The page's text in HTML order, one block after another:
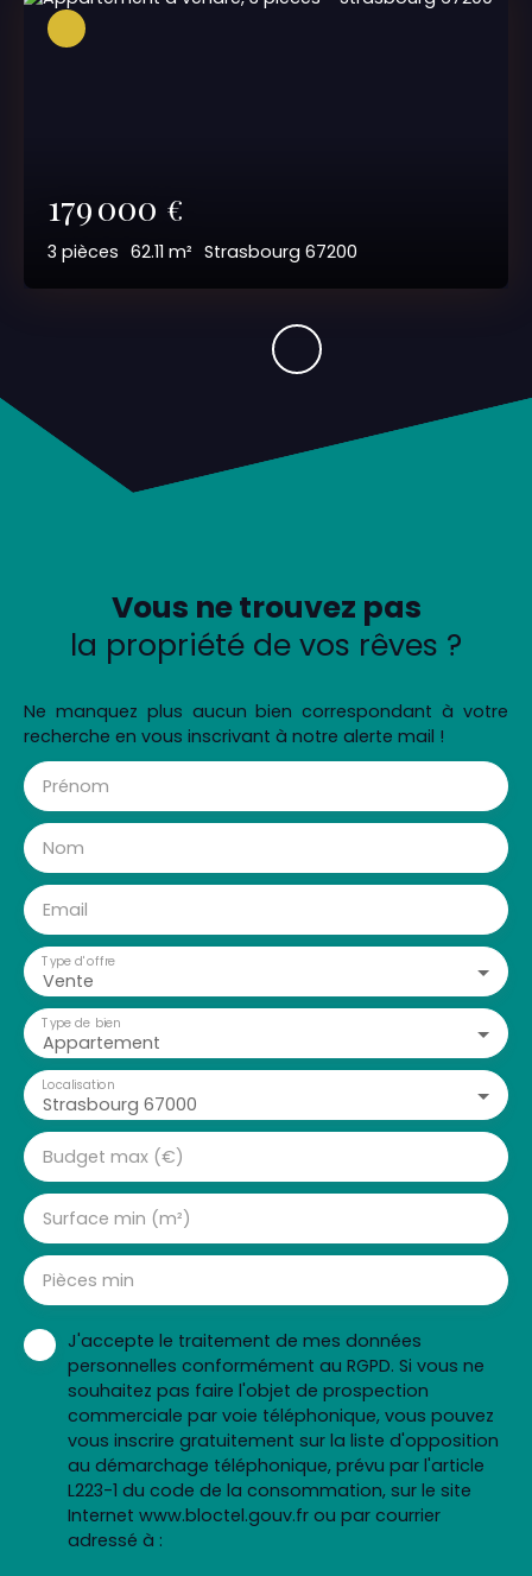
179 000 €
3 pièces 62.11 m² Strasbourg 67200
Vous ne trouvez pas
la propriété de vos rêves ?
Ne manquez plus aucun bien correspondant à votre
recherche en vous inscrivant à notre alerte mail !
Prénom
Nom
Email
Vente
Type d'offre
Appartement
Type de bien
Strasbourg 67000
Localisation
Budget max (€)
Surface min (m²)
Pièces min
J'accepte le traitement de mes données
personnelles conformément au RGPD. Si vous ne
souhaitez pas faire l'objet de prospection
commerciale par voie téléphonique, vous pouvez
vous inscrire gratuitement sur la liste d'opposition
au démarchage téléphonique, prévu par l'article
L223-1 du code de la consommation, sur le site
Internet www.bloctel.gouv.fr ou par courrier
adressé à :